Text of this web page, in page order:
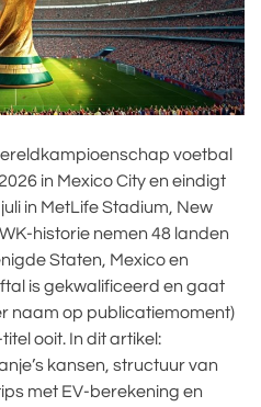
voetbal
in Mexico City en eindigt
in MetLife Stadium, New
historie nemen 48 landen
Staten, Mexico en
is gekwalificeerd en gaat
naam op publicatiemoment)
ooit. In dit artikel:
kansen, structuur van
met EV-berekening en